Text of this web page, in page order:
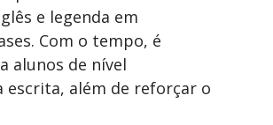
e legenda em
Com o tempo, é
alunos de nível
escrita, além de reforçar o